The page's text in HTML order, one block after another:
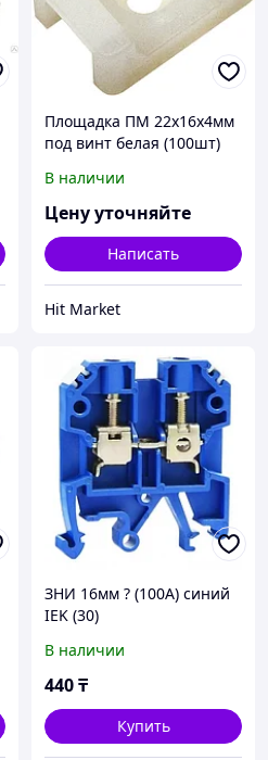
Площадка ПМ 22х16х4мм
под винт белая (100шт)
В наличии
Цену уточняйте
Написать
Hit Market
ЗНИ 16мм ? (100А) синий
IEK (30)
В наличии
440₸
Купить